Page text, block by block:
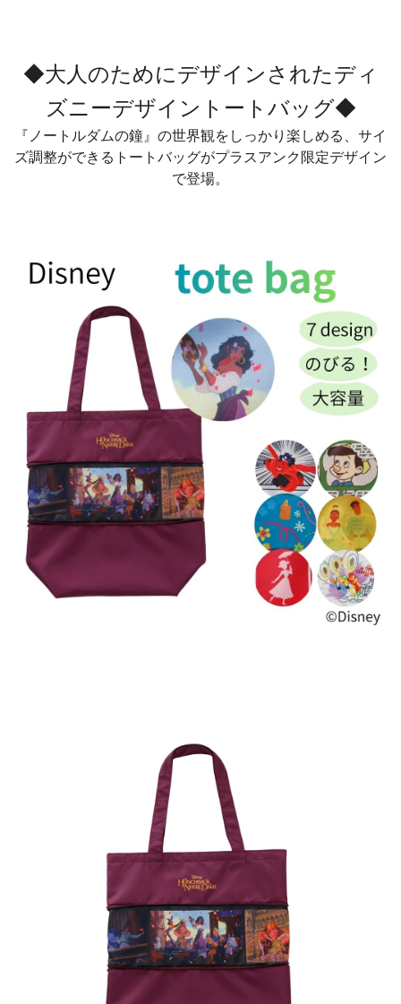
◆大人のためにデザインされたディ
ズニーデザイントートバッグ◆
『ノートルダムの鐘』の世界観をしっかり楽しめる、サイ
ズ調整ができるトートバッグがプラスアンク限定デザイン
で登場。